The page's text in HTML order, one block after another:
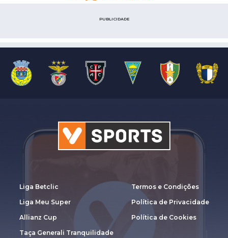
PUBLICIDADE
Liga Betclic
Liga Meu Super
Allianz Cup
Taça Generali Tranquilidade
Termos e Condições
Política de Privacidade
Política de Cookies